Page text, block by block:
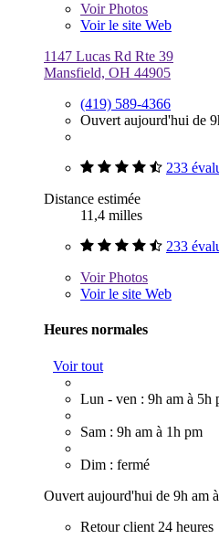
VoirPhotos
Voir le site Web
1147 Lucas Rd Rte 39
Mansfield, OH 44905
(419) 589-4366
Ouvert aujourd'hui de
233
Distance estimée
11,4 milles
233
VoirPhotos
Voir le site Web
Heures normales
Voir tout
Lun - ven : 9h am à 5h
Sam : 9h am à 1h pm
Dim : fermé
Ouvert aujourd'hui de 9h am
Retour client 24 heures